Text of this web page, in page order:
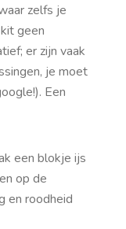
zelfs je
geen
er zijn vaak
je moet
Een
een blokje ijs
op de
en roodheid